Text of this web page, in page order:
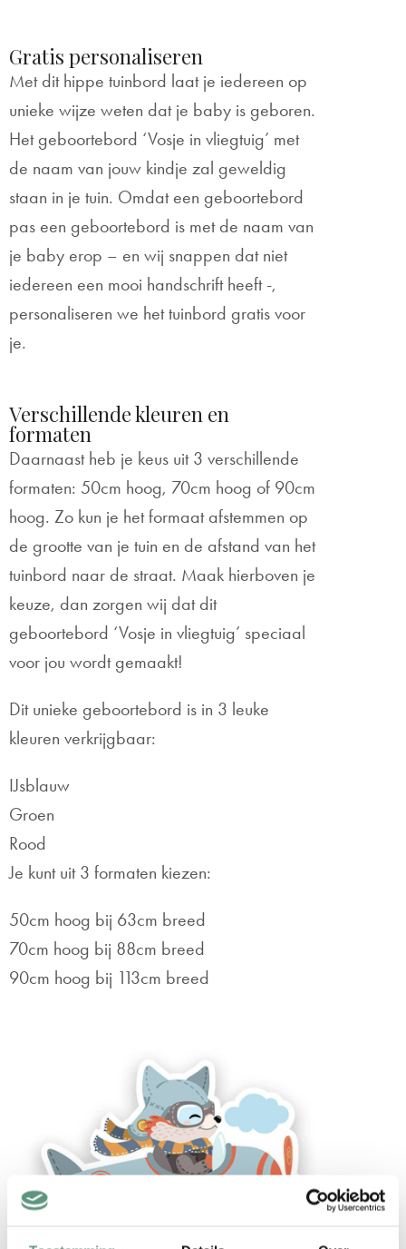
Gratis personaliseren
Met dit hippe tuinbord laat je iedereen op
unieke wijze weten dat je baby is geboren.
Het geboortebord ‘Vosje in vliegtuig’ met
de naam van jouw kindje zal geweldig
staan in je tuin. Omdat een geboortebord
pas een geboortebord is met de naam van
je baby erop – en wij snappen dat niet
iedereen een mooi handschrift heeft -,
personaliseren we het tuinbord gratis voor
je.
Verschillende kleuren en
formaten
Daarnaast heb je keus uit 3 verschillende
formaten: 50cm hoog, 70cm hoog of 90cm
hoog. Zo kun je het formaat afstemmen op
de grootte van je tuin en de afstand van het
tuinbord naar de straat. Maak hierboven je
keuze, dan zorgen wij dat dit
geboortebord ‘Vosje in vliegtuig’ speciaal
voor jou wordt gemaakt!
Dit unieke geboortebord is in 3 leuke
kleuren verkrijgbaar:
IJsblauw
Groen
Rood
Je kunt uit 3 formaten kiezen:
50cm hoog bij 63cm breed
70cm hoog bij 88cm breed
90cm hoog bij 113cm breed